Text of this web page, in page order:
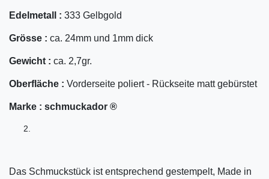
Edelmetall : 333 Gelbgold
Grösse : ca. 24mm und 1mm dick
Gewicht : ca. 2,7gr.
Oberfläche : Vorderseite poliert - Rückseite matt gebürstet
Marke : schmuckador ®
Das Schmuckstück ist entsprechend gestempelt, Made in